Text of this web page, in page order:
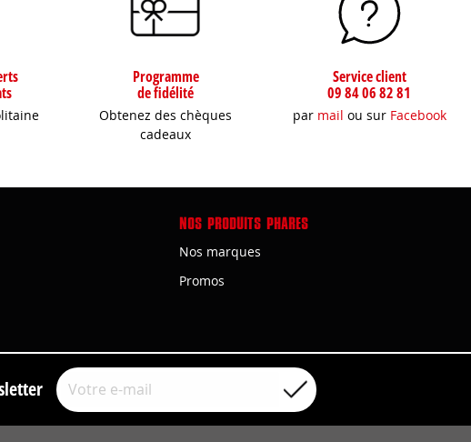
Programme
de fidélité
Obtenez des chèques
cadeaux
Service client
09 84 06 82 81
par mail ou sur Facebook
NOS PRODUITS PHARES
Nos marques
Promos